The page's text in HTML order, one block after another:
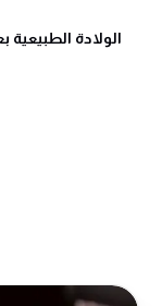
الولادة الطبيعية